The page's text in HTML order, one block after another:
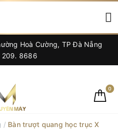
Hoà Cường, TP Đà Nẵng
209. 8686
0
/ Bàn trượt quang học trục X